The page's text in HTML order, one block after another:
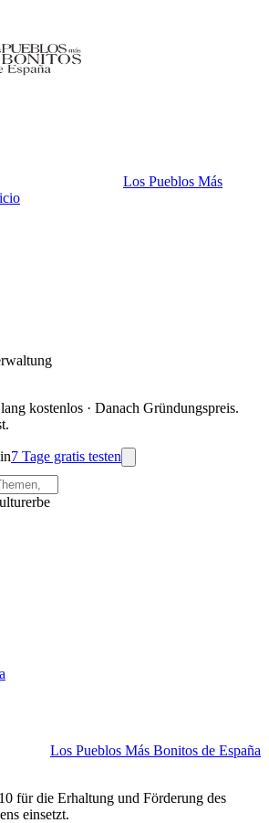
Los Pueblos Más
kostenlos · Danach Gründungspreis.
7 Tage gratis testen
Los Pueblos Más Bonitos de España
für die Erhaltung und Förderung des
einsetzt.